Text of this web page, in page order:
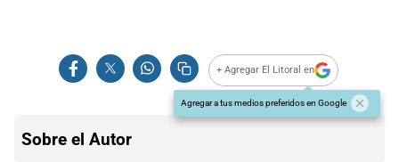
+ Agregar El Litoral en
Agregar a tus medios preferidos en Google
Sobre el Autor